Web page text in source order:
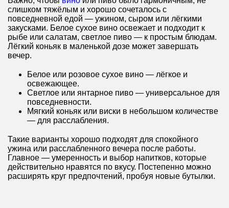
слишком тяжёлым и хорошо сочеталось с
повседневной едой — ужином, сыром или лёгкими
закусками. Белое сухое вино освежает и подходит к
рыбе или салатам, светлое пиво — к простым блюдам.
Лёгкий коньяк в маленькой дозе может завершать
вечер.
Белое или розовое сухое вино — лёгкое и
освежающее.
Светлое или янтарное пиво — универсальное для
повседневности.
Мягкий коньяк или виски в небольшом количестве
— для расслабления.
Такие варианты хорошо подходят для спокойного
ужина или расслабленного вечера после работы.
Главное — умеренность и выбор напитков, которые
действительно нравятся по вкусу. Постепенно можно
расширять круг предпочтений, пробуя новые бутылки.